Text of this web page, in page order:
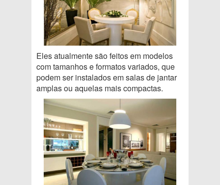
Eles atualmente são feitos em modelos
com tamanhos e formatos variados, que
podem ser instalados em salas de jantar
amplas ou aquelas mais compactas.